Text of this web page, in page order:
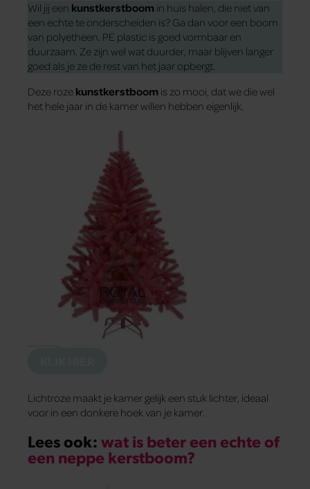
Wil jij een kunstkerstboom in huis halen, die niet van
een echte te onderscheiden is? Ga dan voor een boom
van polyetheen. PE plastic is goed vormbaar en
duurzaam. Ze zijn wel wat duurder, maar blijven langer
goed als je ze de rest van het jaar opbergt.
Deze roze kunstkerstboom is zo mooi, dat we die wel
het hele jaar in de kamer willen hebben eigenlijk.
Lichtroze maakt je kamer gelijk een stuk lichter, ideaal
voor in een donkere hoek van je kamer.
Lees ook:wat is beter een echte of
een neppe kerstboom?